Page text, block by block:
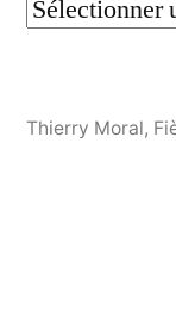
Thierry Moral,